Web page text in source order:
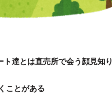
達とは直売所で会う顔見知り
ことがある